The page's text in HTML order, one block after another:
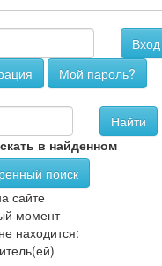
Вход
Мой пароль?
в найденном
поиск
сайте
момент
находится: